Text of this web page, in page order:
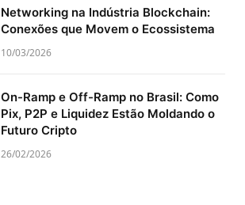
Networking na Indústria Blockchain:
Conexões que Movem o Ecossistema
10/03/2026
On-Ramp e Off-Ramp no Brasil: Como
Pix, P2P e Liquidez Estão Moldando o
Futuro Cripto
26/02/2026